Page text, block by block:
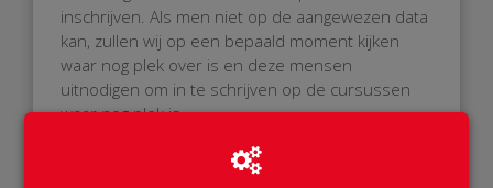
inschrijven. Als men niet op de aangewezen data
kan, zullen wij op een bepaald moment kijken
waar nog plek over is en deze mensen
uitnodigen om in te schrijven op de cursussen
waar nog plek is.
De kosten voor deze cursus zullen volledig
worden vergoedt door de EHBO vereniging, de